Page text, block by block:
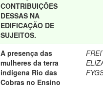
CONTRIBUIÇÕES
DESSAS NA
EDIFICAÇÃO DE
SUJEITOS.
A presença das
mulheres da terra
indígena Rio das
Cobras no Ensino